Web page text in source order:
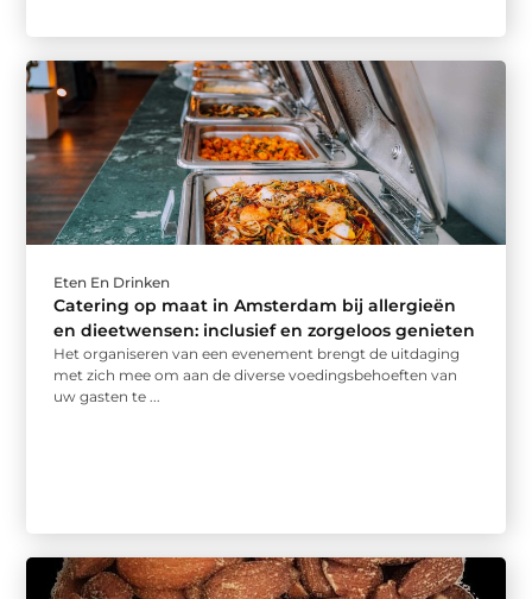
Eten En Drinken
Catering op maat in Amsterdam bij allergieën
en dieetwensen: inclusief en zorgeloos genieten
Het organiseren van een evenement brengt de uitdaging
met zich mee om aan de diverse voedingsbehoeften van
uw gasten te ...